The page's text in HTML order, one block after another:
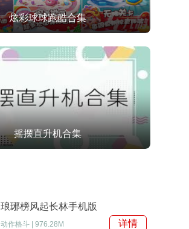
炫彩球球跑酷合集
摇摆直升机合集
琅琊榜风起长林手机版
动作格斗 976.28M 详情